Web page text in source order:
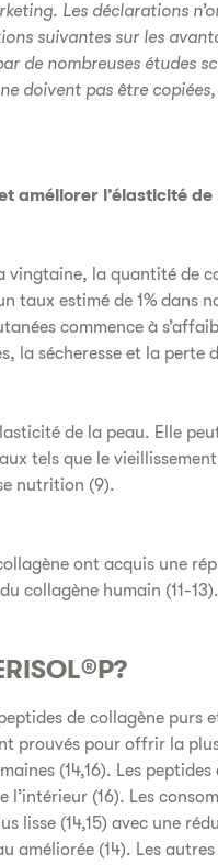
Les déclarations
suivantes sur les
de nombreuses études
doivent pas être
améliorer l’élasticité de
vingtaine, la quantité de
taux estimé de 1% dans
commence à
la sécheresse et la perte
de la peau. Elle
tels que le
nutrition (9).
ont acquis une
collagène humain (11-13).
de collagène
prouvés pour offrir la
(14,16). Les
l’intérieur (16). Les
lisse (14,15) avec une
améliorée (14). Les